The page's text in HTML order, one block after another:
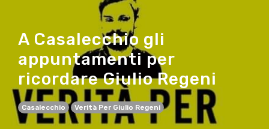
A Casalecchio gli
appuntamenti per
ricordare Giulio Regeni
Casalecchio Verità Per Giulio Regeni